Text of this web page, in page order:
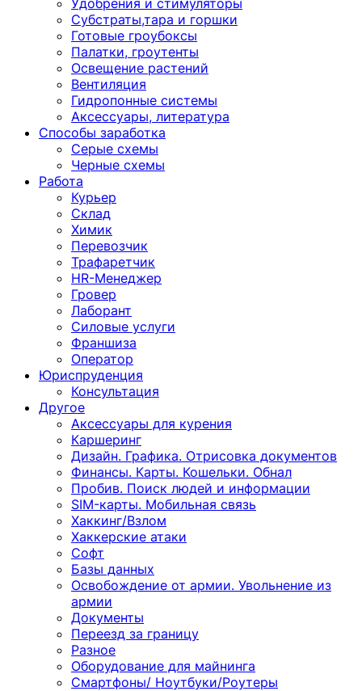
Удобрения и стимуляторы
Субстраты,тара и горшки
Готовые гроубоксы
Палатки, гроутенты
Освещение растений
Вентиляция
Гидропонные системы
Аксессуары, литература
Способы заработка
Серые схемы
Черные схемы
Работа
Курьер
Склад
Химик
Перевозчик
Трафаретчик
HR-Менеджер
Гровер
Лаборант
Силовые услуги
Франшиза
Оператор
Юриспруденция
Консультация
Другoе
Аксессуары для курения
Каршеринг
Дизайн. Графика. Отрисовка документов
Финансы. Карты. Кошельки. Обнал
Пробив. Поиск людей и информации
SIM-карты. Мобильная связь
Хаккинг/Взлом
Хаккерские атаки
Софт
Базы данных
Освобождение от армии. Увольнение из
армии
Документы
Переезд за границу
Разное
Оборудование для майнинга
Смартфоны/ Ноутбуки/Роутеры